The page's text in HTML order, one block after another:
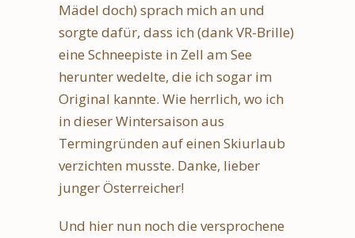
Mädel doch) sprach mich an und
sorgte dafür, dass ich (dank VR-Brille)
eine Schneepiste in Zell am See
herunter wedelte, die ich sogar im
Original kannte. Wie herrlich, wo ich
in dieser Wintersaison aus
Termingründen auf einen Skiurlaub
verzichten musste. Danke, lieber
junger Österreicher!
Und hier nun noch die versprochene